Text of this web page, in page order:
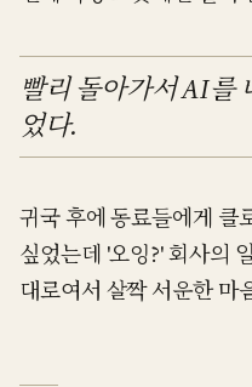
빨리 돌아가서 AI를
었다.
귀국 후에 동료들에게 클
싶었는데 '오잉?' 회사의
대로여서 살짝 서운한 마